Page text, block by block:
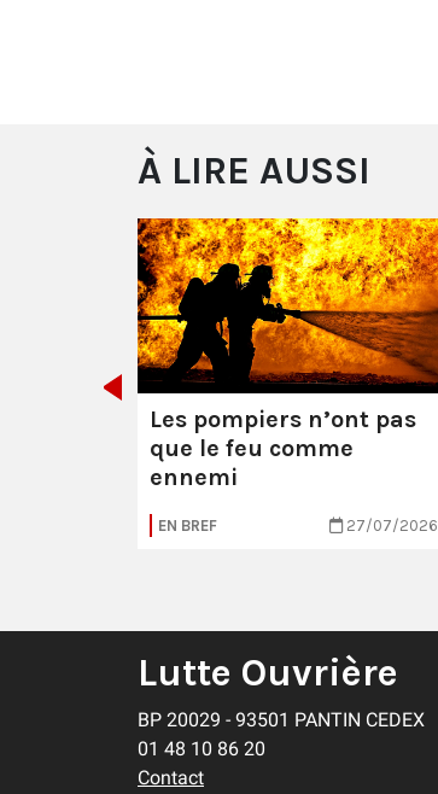
À LIRE AUSSI
Les pompiers n’ont pas
que le feu comme
ennemi
EN BREF 27/07/2026
Lutte Ouvrière
BP 20029 - 93501 PANTIN CEDEX
01 48 10 86 20
Contact